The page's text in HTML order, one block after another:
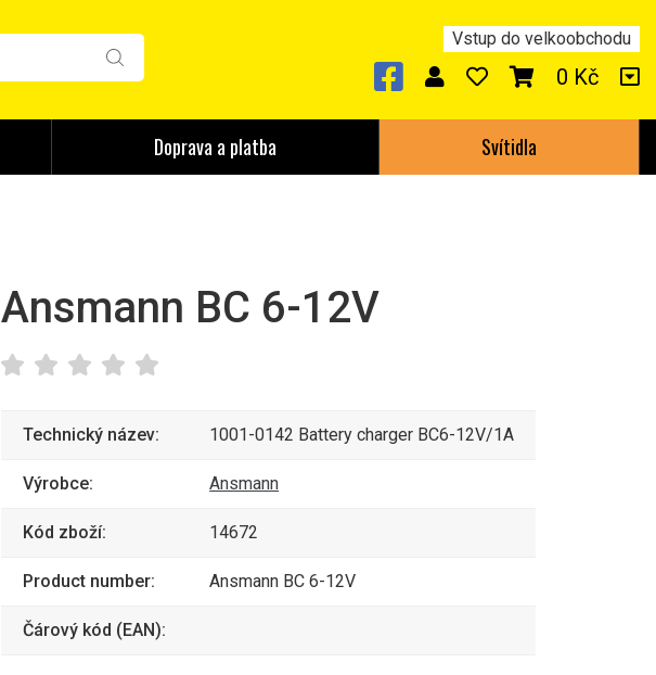
Vstup do velkoobchodu
0 Kč
Doprava a platba Svítidla
Ansmann BC 6-12V
Technický název: 1001-0142 Battery charger BC6-12V/1A
Výrobce: Ansmann
Kód zboží: 14672
Product number: Ansmann BC 6-12V
Čárový kód (EAN):